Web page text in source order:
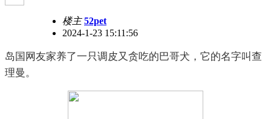
楼主 52pet
2024-1-23 15:11:56
岛国网友家养了一只调皮又贪吃的巴哥犬，它的名字叫查
理曼。